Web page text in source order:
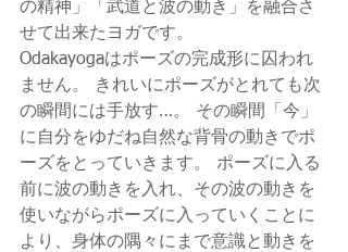
の精神」「武道と波の動き」を融合さ
せて出来たヨガです。
Odakayogaはポーズの完成形に囚われ
ません。 きれいにポーズがとれても次
の瞬間には手放す…。 その瞬間「今」
に自分をゆだね自然な背骨の動きでポ
ーズをとっていきます。 ポーズに入る
前に波の動きを入れ、その波の動きを
使いながらポーズに入っていくことに
より、身体の隅々にまで意識と動きを